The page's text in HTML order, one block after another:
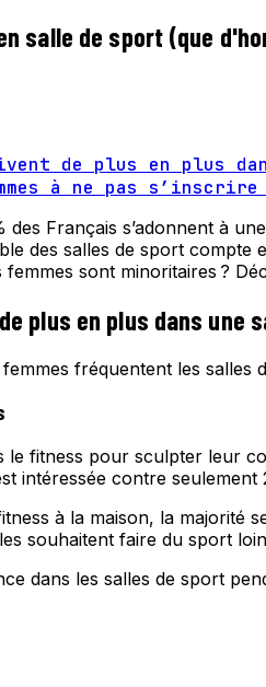
salle de sport (que
de plus en plus
à ne pas
Français s’adonnent à
des salles de sport
sont minoritaires ?
plus en plus dans une
fréquentent les
le fitness pour sculpter leur
intéressée contre seulement
à la maison, la majorité
souhaitent faire du sport
dans les salles de sport